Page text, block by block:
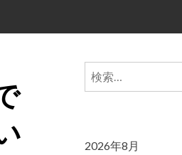
検
2026年8月